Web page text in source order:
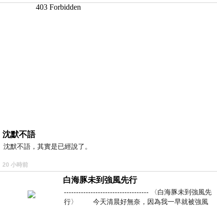
沈默不語
沈默不語，其實是已經說了。
20 小時前
白海豚未到強風先行
----------------------------------- 〈白海豚未到強風先
行〉 今天清晨好無奈，因為我一早就被強風